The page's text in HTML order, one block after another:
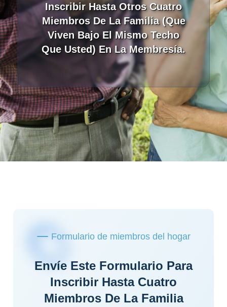
Inscribir Hasta Otros Cuatro
Miembros De La Familia (que
Viven Bajo El Mismo Techo
Que Usted) En La Membresía.
Formulario de miembros del hogar
Envíe Este Formulario Para
Inscribir Hasta Cuatro
Miembros De La Familia